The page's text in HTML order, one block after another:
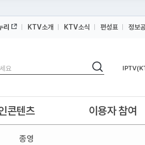
리 KTV소개 KTV소식 편성표 정보
검색
종영
콘텐츠 이용자 참여